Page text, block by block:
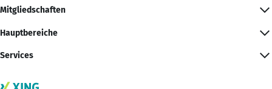
Mitgliedschaften
Hauptbereiche
Services